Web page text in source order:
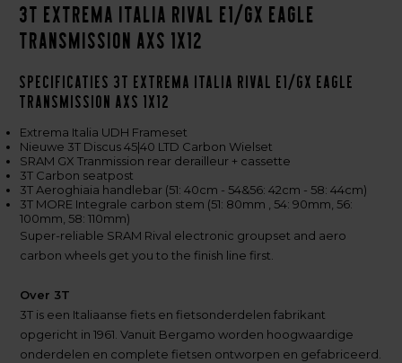
3T Extrema Italia Rival E1/GX Eagle
Transmission AXS 1X12
Specificaties 3T Extrema Italia Rival E1/GX Eagle
Transmission AXS 1X12
Extrema Italia UDH Frameset
Nieuwe 3T Discus 45|40 LTD Carbon Wielset
SRAM GX Tranmission rear derailleur + cassette
3T Carbon seatpost
3T Aeroghiaia handlebar (51: 40cm - 54&56: 42cm - 58: 44cm)
3T MORE Integrale carbon stem (51: 80mm , 54: 90mm, 56:
100mm, 58: 110mm)
Super-reliable SRAM Rival electronic groupset and aero
carbon wheels get you to the finish line first.
Over 3T
3T is een Italiaanse fiets en fietsonderdelen fabrikant
opgericht in 1961. Vanuit Bergamo worden hoogwaardige
onderdelen en complete fietsen ontworpen en gefabriceerd.